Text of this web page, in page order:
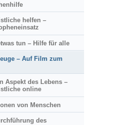
helfen –
tun – Hilfe für alle
– Auf Film zum
Aspekt des Lebens –
online
von Menschen
des